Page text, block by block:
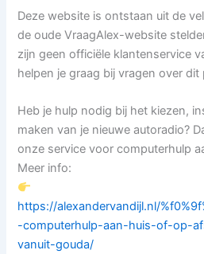
Deze website is ontstaan uit de
de oude VraagAlex-website
zijn geen officiële klantenservice
helpen je graag bij vragen over
Heb je hulp nodig bij het kiezen,
maken van je nieuwe autoradio?
onze service voor computerhulp
Meer info:
https://alexandervandijl.nl/
-computerhulp-aan-huis-of-op-
vanuit-gouda/